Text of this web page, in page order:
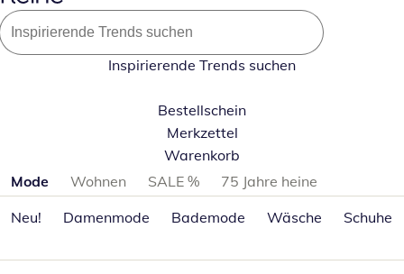
Inspirierende Trends suchen
Bestellschein
Merkzettel
Warenkorb
Produktkategorien überspringen
Mode Wohnen SALE %
75 Jahre heine
Neu!
Damenmode Bademode Wäsche Schuhe